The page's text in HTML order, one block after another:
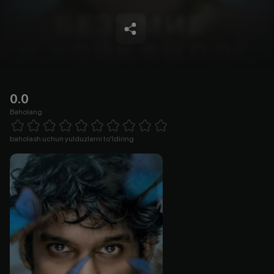
0.0
Baholang
1 Star 2 Stars 3 Stars 4 Stars5 Stars 6 Stars7 Stars8 Stars
baholash uchun yulduzlarni to'ldiring